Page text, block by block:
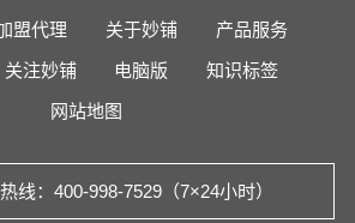
盟代理 关于妙铺
产品服务
关注妙铺 电脑版
知识标签
网站地图
线：400-998-7529（7×24小时）